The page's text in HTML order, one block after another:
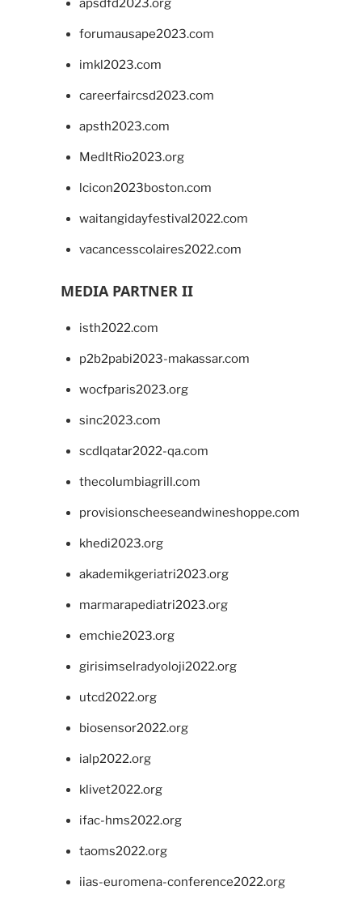
apsdfd2023.org
forumausape2023.com
imkl2023.com
careerfaircsd2023.com
apsth2023.com
MedItRio2023.org
lcicon2023boston.com
waitangidayfestival2022.com
vacancesscolaires2022.com
MEDIA PARTNER II
isth2022.com
p2b2pabi2023-makassar.com
wocfparis2023.org
sinc2023.com
scdlqatar2022-qa.com
thecolumbiagrill.com
provisionscheeseandwineshoppe.com
khedi2023.org
akademikgeriatri2023.org
marmarapediatri2023.org
emchie2023.org
girisimselradyoloji2022.org
utcd2022.org
biosensor2022.org
ialp2022.org
klivet2022.org
ifac-hms2022.org
taoms2022.org
iias-euromena-conference2022.org